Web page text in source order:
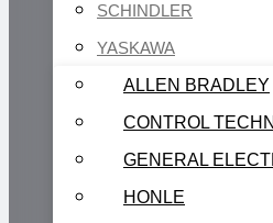
SCHINDLER
YASKAWA
ALLEN BRADLEY
CONTROL
GENERAL
HONLE